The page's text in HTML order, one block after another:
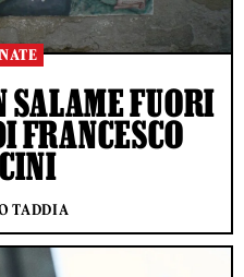
SALAME FUORI
FRANCESCO
TADDIA